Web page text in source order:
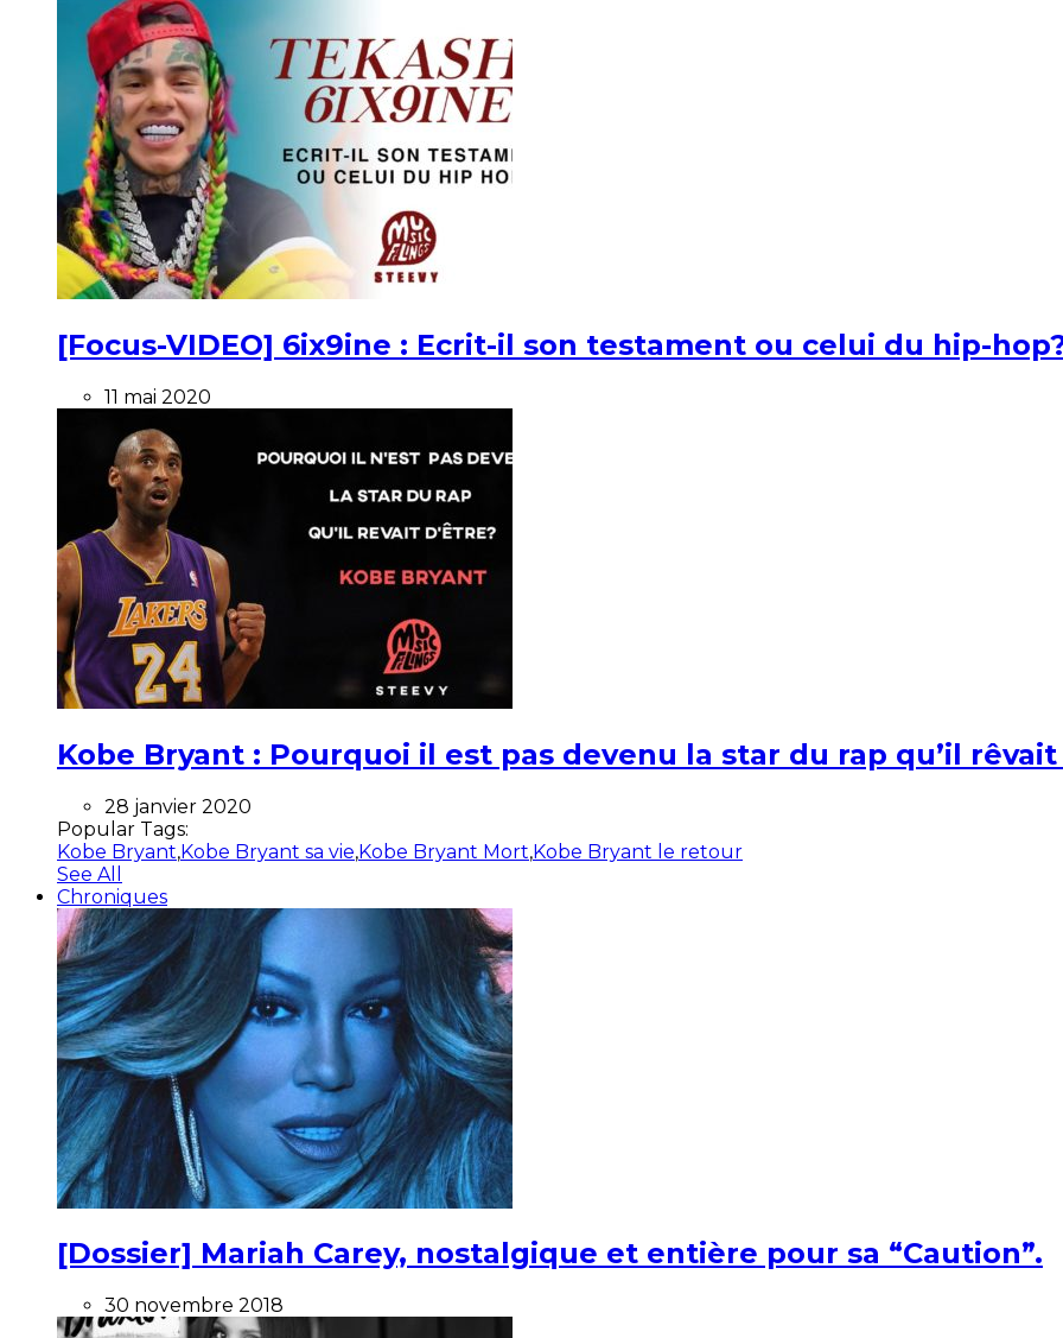
[Focus-VIDEO] 6ix9ine : Ecrit-il son testament ou celui du hip-
11 mai 2020
Kobe Bryant : Pourquoi il est pas devenu la star du rap qu’il rêvait
28 janvier 2020
Popular Tags:
Kobe Bryant,Kobe Bryant sa vie,Kobe Bryant Mort,Kobe Bryant le retour
See All
Chroniques
[Dossier] Mariah Carey, nostalgique et entière pour sa “Caution”.
30 novembre 2018